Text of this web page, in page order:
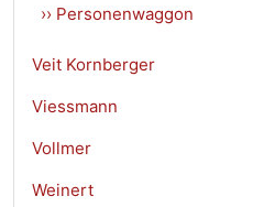
›› Personenwaggon
Veit Kornberger
Viessmann
Vollmer
Weinert